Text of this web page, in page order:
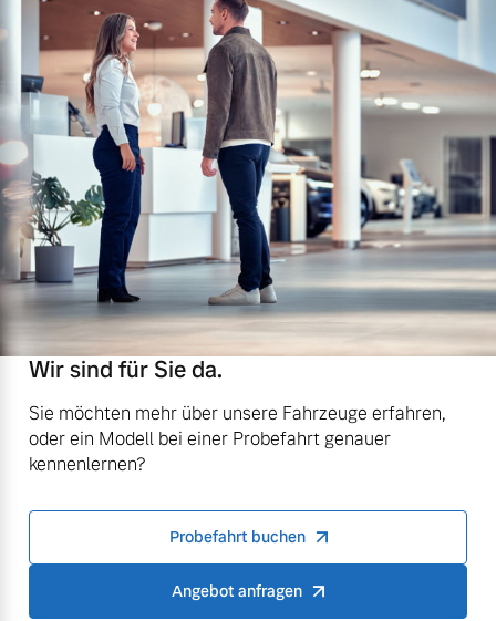
Wir sind für Sie da.
Sie möchten mehr über unsere Fahrzeuge erfahren,
oder ein Modell bei einer Probefahrt genauer
kennenlernen?
Probefahrt buchen
Angebot anfragen